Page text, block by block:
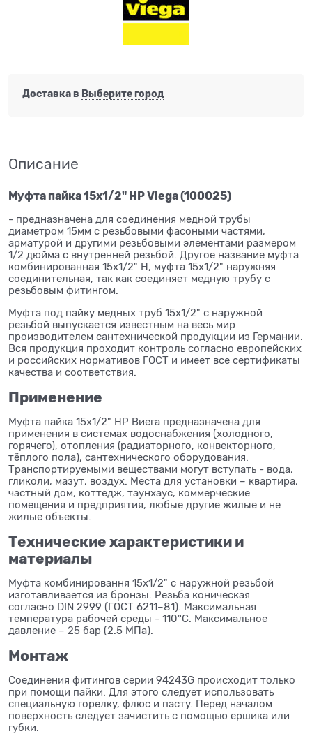
Доставка в Выберите город
Описание
Муфта пайка 15x1/2" НР Viega (100025)
- предназначена для соединения медной трубы
диаметром 15мм с резьбовыми фасоными частями,
арматурой и другими резьбовыми элементами размером
1/2 дюйма с внутренней резьбой. Другое название муфта
комбинированная 15x1/2" Н, муфта 15x1/2" наружняя
соединительная, так как соединяет медную трубу с
резьбовым фитингом.
Муфта под пайку медных труб 15x1/2" с наружной
резьбой выпускается известным на весь мир
производителем сантехнической продукции из Германии.
Вся продукция проходит контроль согласно европейских
и российских нормативов ГОСТ и имеет все сертификаты
качества и соответствия.
Применение
Муфта пайка 15x1/2" НР Виега предназначена для
применения в системах водоснабжения (холодного,
горячего), отопления (радиаторного, конвекторного,
тёплого пола), сантехнического оборудования.
Транспортируемыми веществами могут вступать - вода,
гликоли, мазут, воздух. Места для установки – квартира,
частный дом, коттедж, таунхаус, коммерческие
помещения и предприятия, любые другие жилые и не
жилые объекты.
Технические характеристики и
материалы
Муфта комбинировання 15x1/2" с наружной резьбой
изготавливается из бронзы. Резьба коническая
согласно DIN 2999 (ГОСТ 6211–81). Максимальная
температура рабочей среды - 110°C. Максимальное
давление – 25 бар (2.5 МПа).
Монтаж
Соединения фитингов серии 94243G происходит только
при помощи пайки. Для этого следует использовать
специальную горелку, флюс и пасту. Перед началом
поверхность следует зачистить с помощью ершика или
губки.